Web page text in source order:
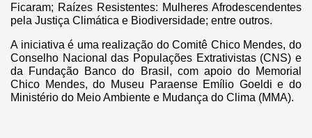
Ficaram; Raízes Resistentes: Mulheres Afrodescendentes
pela Justiça Climática e Biodiversidade; entre outros.
A iniciativa é uma realização do Comitê Chico Mendes, do
Conselho Nacional das Populações Extrativistas (CNS) e
da Fundação Banco do Brasil, com apoio do Memorial
Chico Mendes, do Museu Paraense Emílio Goeldi e do
Ministério do Meio Ambiente e Mudança do Clima (MMA).